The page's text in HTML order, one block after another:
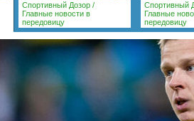
Спортивный Дозор /
Главные новости в
передовицу
Спортивный
Главные
передовицу